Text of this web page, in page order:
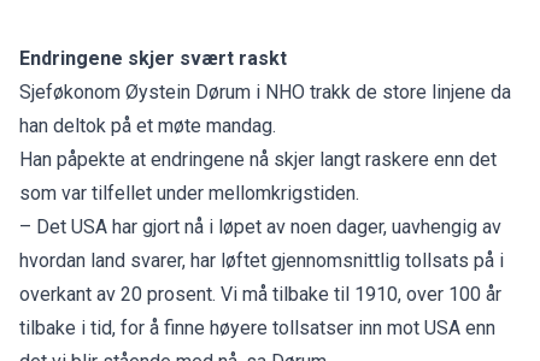
Endringene skjer svært raskt
Sjeføkonom Øystein Dørum i NHO trakk de store linjene da
han deltok på et møte mandag.
Han påpekte at endringene nå skjer langt raskere enn det
som var tilfellet under mellomkrigstiden.
– Det USA har gjort nå i løpet av noen dager, uavhengig av
hvordan land svarer, har løftet gjennomsnittlig tollsats på i
overkant av 20 prosent. Vi må tilbake til 1910, over 100 år
tilbake i tid, for å finne høyere tollsatser inn mot USA enn